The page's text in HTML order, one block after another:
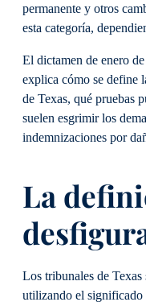
permanente y otros
esta categoría,
El dictamen de enero
explica cómo se define
de Texas, qué pruebas
suelen esgrimir los
indemnizaciones por
La
Los tribunales de
utilizando el